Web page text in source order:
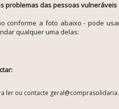
problemas das pessoas vulneráveis
conforme a foto abaixo - pode
qualquer uma delas:
ler ou contacte